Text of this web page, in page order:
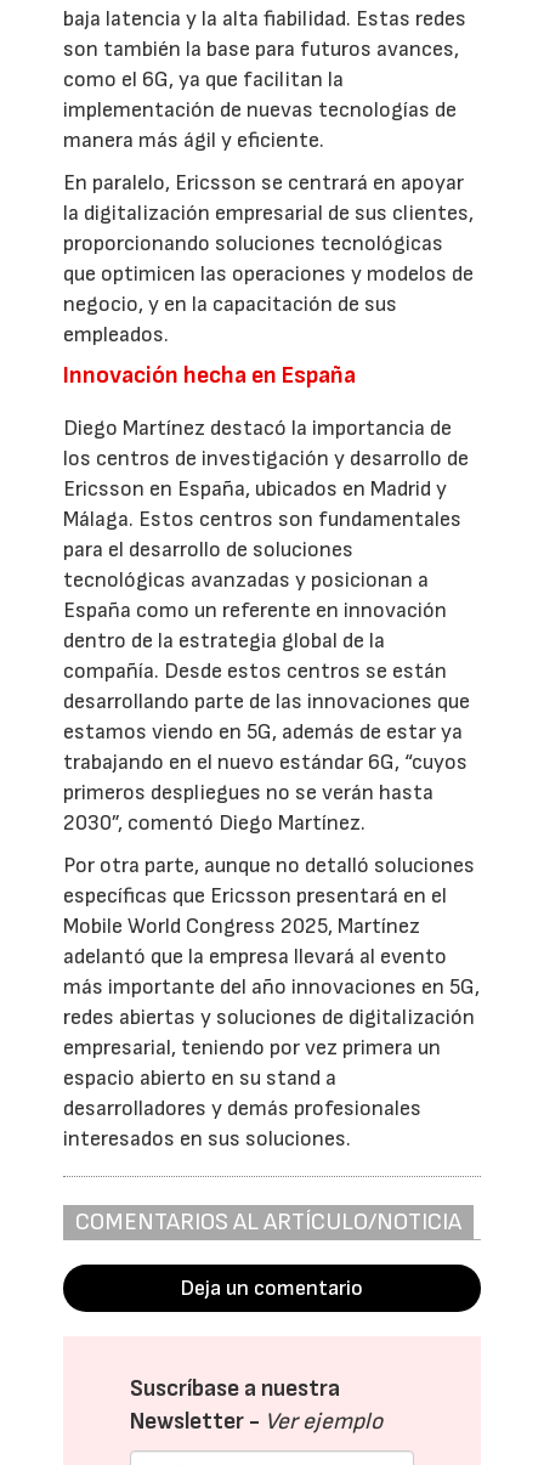
baja latencia y la alta fiabilidad. Estas redes
son también la base para futuros avances,
como el 6G, ya que facilitan la
implementación de nuevas tecnologías de
manera más ágil y eficiente.
En paralelo, Ericsson se centrará en apoyar
la digitalización empresarial de sus clientes,
proporcionando soluciones tecnológicas
que optimicen las operaciones y modelos de
negocio, y en la capacitación de sus
empleados.
Innovación hecha en España
Diego Martínez destacó la importancia de
los centros de investigación y desarrollo de
Ericsson en España, ubicados en Madrid y
Málaga. Estos centros son fundamentales
para el desarrollo de soluciones
tecnológicas avanzadas y posicionan a
España como un referente en innovación
dentro de la estrategia global de la
compañía. Desde estos centros se están
desarrollando parte de las innovaciones que
estamos viendo en 5G, además de estar ya
trabajando en el nuevo estándar 6G, “cuyos
primeros despliegues no se verán hasta
2030”, comentó Diego Martínez.
Por otra parte, aunque no detalló soluciones
específicas que Ericsson presentará en el
Mobile World Congress 2025, Martínez
adelantó que la empresa llevará al evento
más importante del año innovaciones en 5G,
redes abiertas y soluciones de digitalización
empresarial, teniendo por vez primera un
espacio abierto en su stand a
desarrolladores y demás profesionales
interesados en sus soluciones.
COMENTARIOS AL ARTÍCULO/NOTICIA
Deja un comentario
Suscríbase a nuestra
Newsletter - Ver ejemplo